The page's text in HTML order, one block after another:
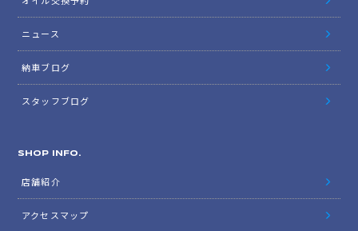
ニュース
納車ブログ
スタッフブログ
SHOP INFO.
店舗紹介
アクセスマップ